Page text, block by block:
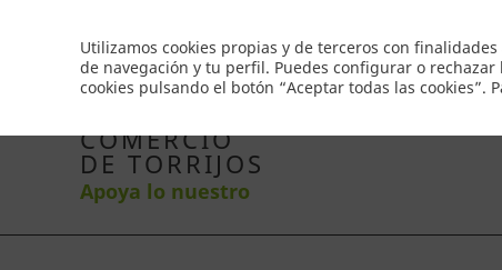
Utilizamos cookies propias y de terceros con
de navegación y tu perfil. Puedes configurar o
cookies pulsando el botón “Aceptar todas las
Inicio Productos Comercios Ofertas
COMERCIO
DE TORRIJOS
Apoya lo nuestro